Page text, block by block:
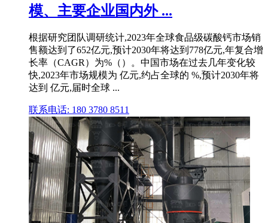
模、主要企业国内外 ...
根据研究团队调研统计,2023年全球食品级碳酸钙市场销
售额达到了652亿元,预计2030年将达到778亿元,年复合增
长率（CAGR）为%（）。中国市场在过去几年变化较
快,2023年市场规模为 亿元,约占全球的 %,预计2030年将
达到 亿元,届时全球 ...
联系电话: 180 3780 8511